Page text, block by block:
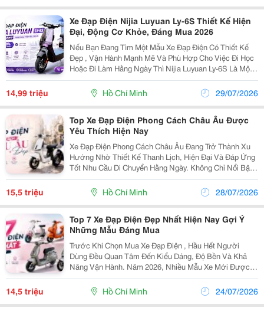
Xe Đạp Điện Nijia Luyuan Ly-6S Thiết Kế Hiện
Đại, Động Cơ Khỏe, Đáng Mua 2026
Nếu Bạn Đang Tìm Một Mẫu Xe Đạp Điện Có Thiết Kế
Đẹp , Vận Hành Mạnh Mẽ Và Phù Hợp Cho Việc Đi Học
Hoặc Đi Làm Hằng Ngày Thì Nijia Luyuan Ly-6S Là Một
Lựa Chọn Rất Đáng Cân Nhắc. Điểm Thu Hút Đầu Tiên
Của Ly-6S Là Ngoại Hình Trẻ Trung Với Nhiều...
14,99 triệu Hồ Chí Minh 29/07/2026
Top Xe Đạp Điện Phong Cách Châu Âu Được
Yêu Thích Hiện Nay
Xe Đạp Điện Phong Cách Châu Âu Đang Trở Thành Xu
Hướng Nhờ Thiết Kế Thanh Lịch, Hiện Đại Và Đáp Ứng
Tốt Nhu Cầu Di Chuyển Hằng Ngày. Không Chỉ Nổi Bật
Về Ngoại Hình, Các Mẫu Xe Còn Được Trang Bị Nhiều
Công Nghệ Tiện Ích Giúp Người Dùng Có Trải Nghiệm...
15,5 triệu Hồ Chí Minh 28/07/2026
Top 7 Xe Đạp Điện Đẹp Nhất Hiện Nay Gợi Ý
Những Mẫu Đáng Mua
Trước Khi Chọn Mua Xe Đạp Điện , Hầu Hết Người
Dùng Đều Quan Tâm Đến Kiểu Dáng, Độ Bền Và Khả
Năng Vận Hành. Năm 2026, Nhiều Mẫu Xe Mới Được
Nâng Cấp Về Thiết Kế Lẫn Công Nghệ, Đáp Ứng Tốt
Nhu Cầu Của Học Sinh, Sinh Viên Và Người Đi Làm.
Dưới Đây Là...
14,5 triệu Hồ Chí Minh 24/07/2026